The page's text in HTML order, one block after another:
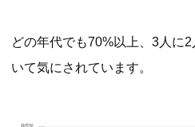
どの年代でも70%以上、3人に
いて気にされています。